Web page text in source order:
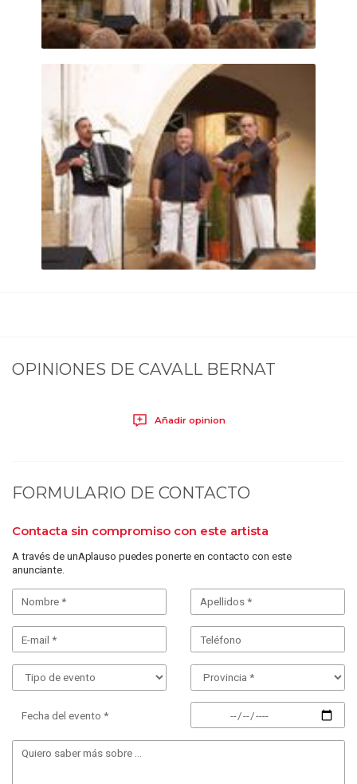
OPINIONES DE CAVALL BERNAT
Añadir opinion
FORMULARIO DE CONTACTO
Contacta sin compromiso con este artista
A través de unAplauso puedes ponerte en contacto con este
anunciante.
Fecha del evento *